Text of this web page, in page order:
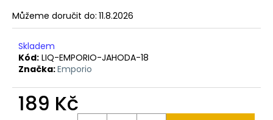
Můžeme doručit do: 11.8.2026
Skladem
Kód: LIQ-EMPORIO-JAHODA-18
Značka:Emporio
189 Kč
r
u
č
u
e
m